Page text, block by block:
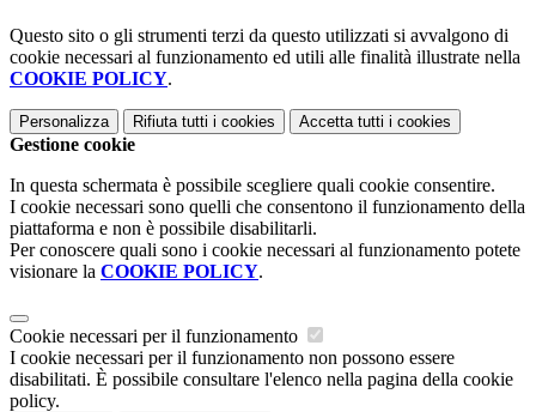
Questo sito o gli strumenti terzi da questo utilizzati si avvalgono di
cookie necessari al funzionamento ed utili alle finalità illustrate nella
COOKIE POLICY.
Personalizza Rifiuta tutti i cookies Accetta tutti i cookies
Gestione cookie
In questa schermata è possibile scegliere quali cookie consentire.
I cookie necessari sono quelli che consentono il funzionamento della
piattaforma e non è possibile disabilitarli.
Per conoscere quali sono i cookie necessari al funzionamento potete
visionare la COOKIE POLICY.
Cookie necessari per il funzionamento
I cookie necessari per il funzionamento non possono essere
disabilitati. È possibile consultare l'elenco nella pagina della cookie
policy.